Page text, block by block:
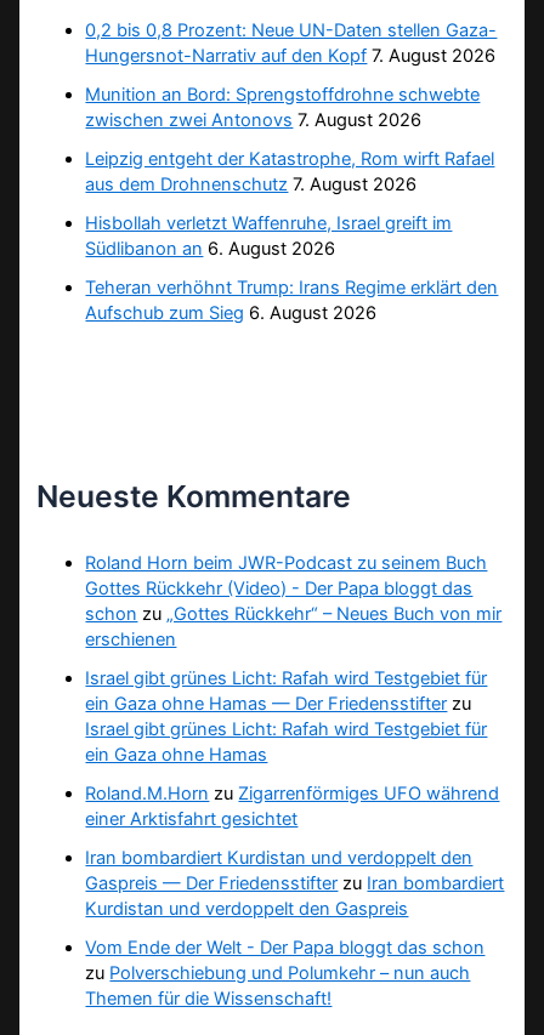
0,2 bis 0,8 Prozent: Neue UN-Daten stellen Gaza-
Hungersnot-Narrativ auf den Kopf 7. August 2026
Munition an Bord: Sprengstoffdrohne schwebte
zwischen zwei Antonovs 7. August 2026
Leipzig entgeht der Katastrophe, Rom wirft Rafael
aus dem Drohnenschutz 7. August 2026
Hisbollah verletzt Waffenruhe, Israel greift im
Südlibanon an 6. August 2026
Teheran verhöhnt Trump: Irans Regime erklärt den
Aufschub zum Sieg 6. August 2026
Neueste Kommentare
Roland Horn beim JWR-Podcast zu seinem Buch
Gottes Rückkehr (Video) - Der Papa bloggt das
schon zu „Gottes Rückkehr“ – Neues Buch von mir
erschienen
Israel gibt grünes Licht: Rafah wird Testgebiet für
ein Gaza ohne Hamas — Der Friedensstifter zu
Israel gibt grünes Licht: Rafah wird Testgebiet für
ein Gaza ohne Hamas
Roland.M.Horn zu Zigarrenförmiges UFO während
einer Arktisfahrt gesichtet
Iran bombardiert Kurdistan und verdoppelt den
Gaspreis — Der Friedensstifter zu Iran bombardiert
Kurdistan und verdoppelt den Gaspreis
Vom Ende der Welt - Der Papa bloggt das schon
zu Polverschiebung und Polumkehr – nun auch
Themen für die Wissenschaft!